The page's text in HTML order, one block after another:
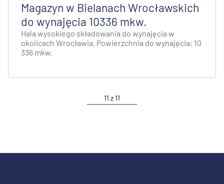
Magazyn w Bielanach Wrocławskich
do wynajęcia 10336 mkw.
Hala wysokiego składowania do wynajęcia w
okolicach Wrocławia. Powierzchnia do wynajęcia: 10
336 mkw.
11 z11